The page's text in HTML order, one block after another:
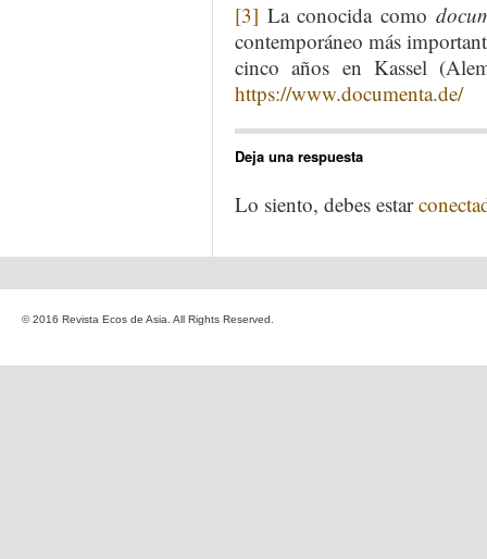
[3] La conocida como
contemporáneo más
cinco años en Kassel
https://www.documenta.de/
Deja una respuesta
Lo siento, debes estar
© 2016 Revista Ecos de Asia. All Rights Reserved.